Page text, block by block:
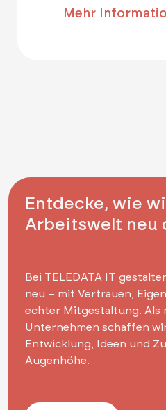
Mehr
Entdecke, wie
Arbeitswelt neu
Bei TELEDATA IT
neu – mit Vertrauen,
echter Mitgestaltung.
Unternehmen schaffen
Entwicklung, Ideen und
Augenhöhe.